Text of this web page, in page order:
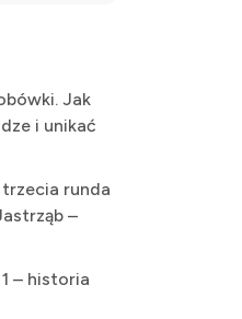
Jak
i unikać
runda
–
– historia